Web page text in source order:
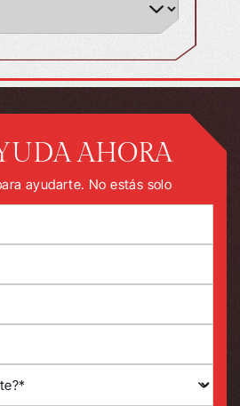
AHORA
ayudarte. No estás solo